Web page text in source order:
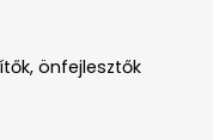
önfejlesztők